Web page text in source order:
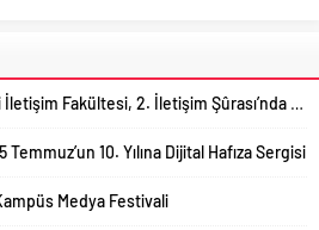
Fakültesi, 2. İletişim Şûrası’nda Temsil Edildi
10. Yılına Dijital Hafıza Sergisi
Medya Festivali